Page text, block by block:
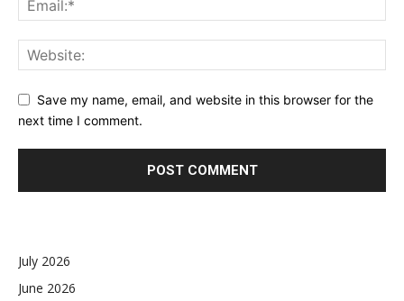
Save my name, email, and website in this browser for the
next time I comment.
July 2026
June 2026